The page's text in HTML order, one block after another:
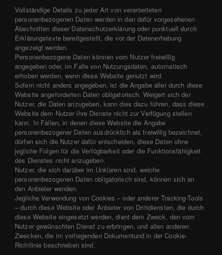
Vollständige Details zu jeder Art von verarbeiteten
personenbezogenen Daten werden in den dafür vorgesehenen
Abschnitten dieser Datenschutzerklärung oder punktuell durch
Erklärungstexte bereitgestellt, die vor der Datenerhebung
angezeigt werden.
Personenbezogene Daten können vom Nutzer freiwillig
angegeben oder, im Falle von Nutzungsdaten, automatisch
erhoben werden, wenn diese Website genutzt wird.
Sofern nicht anders angegeben, ist die Angabe aller durch diese
Website angeforderten Daten obligatorisch. Weigert sich der
Nutzer, die Daten anzugeben, kann dies dazu führen, dass diese
Website dem Nutzer ihre Dienste nicht zur Verfügung stellen
kann. In Fällen, in denen diese Website die Angabe
personenbezogener Daten ausdrücklich als freiwillig bezeichnet,
dürfen sich die Nutzer dafür entscheiden, diese Daten ohne
jegliche Folgen für die Verfügbarkeit oder die Funktionsfähigkeit
des Dienstes nicht anzugeben.
Nutzer, die sich darüber im Unklaren sind, welche
personenbezogenen Daten obligatorisch sind, können sich an
den Anbieter wenden.
Jegliche Verwendung von Cookies – oder anderer Tracking-Tools
– durch diese Website oder Anbieter von Drittdiensten, die durch
diese Website eingesetzt werden, dient dem Zweck, den vom
Nutzer gewünschten Dienst zu erbringen, und allen anderen
Zwecken, die im vorliegenden Dokumentund in der Cookie-
Richtlinie beschrieben sind.